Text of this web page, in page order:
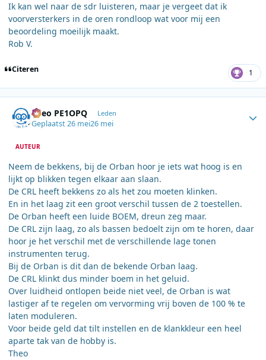
Ik kan wel naar de sdr luisteren, maar je vergeet dat ik
voorversterkers in de oren rondloop wat voor mij een
beoordeling moeilijk maakt.
Rob V.
Citeren 1
Theo PE1OPQ Leden
Geplaatst26 mei26 mei
AUTEUR
Neem de bekkens, bij de Orban hoor je iets wat hoog is en
lijkt op blikken tegen elkaar aan slaan.
De CRL heeft bekkens zo als het zou moeten klinken.
En in het laag zit een groot verschil tussen de 2 toestellen.
De Orban heeft een luide BOEM, dreun zeg maar.
De CRL zijn laag, zo als bassen bedoelt zijn om te horen, daar
hoor je het verschil met de verschillende lage tonen
instrumenten terug.
Bij de Orban is dit dan de bekende Orban laag.
De CRL klinkt dus minder boem in het geluid.
Over luidheid ontlopen beide niet veel, de Orban is wat
lastiger af te regelen om vervorming vrij boven de 100 % te
laten moduleren.
Voor beide geld dat tilt instellen en de klankkleur een heel
aparte tak van de hobby is.
Theo